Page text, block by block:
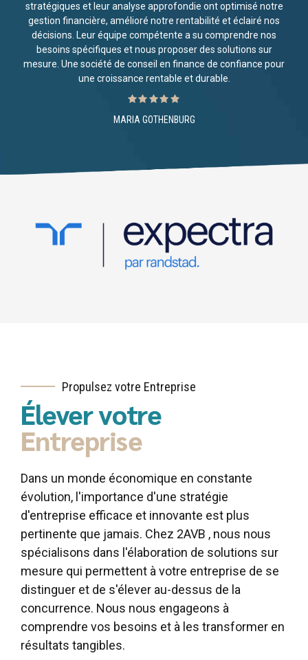
stratégiques et leur analyse approfondie ont optimisé notre
gestion financière, amélioré notre rentabilité et éclairé nos
décisions. Leur équipe compétente a su comprendre nos
besoins spécifiques et nous proposer des solutions sur
mesure. Une société de conseil en finance de confiance pour
une croissance rentable et durable.
MARIA GOTHENBURG
Propulsez votre Entreprise
Élever votre
Entreprise
Dans un monde économique en constante
évolution, l'importance d'une stratégie
d'entreprise efficace et innovante est plus
pertinente que jamais. Chez 2AVB , nous nous
spécialisons dans l'élaboration de solutions sur
mesure qui permettent à votre entreprise de se
distinguer et de s'élever au-dessus de la
concurrence. Nous nous engageons à
comprendre vos besoins et à les transformer en
résultats tangibles.